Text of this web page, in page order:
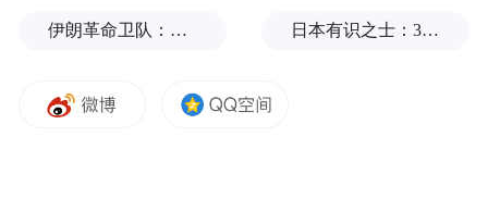
伊朗革命卫队：将保持对海峡控制至敌方接受全部条件 日本有识之士：32名中国劳工本不该命丧长崎